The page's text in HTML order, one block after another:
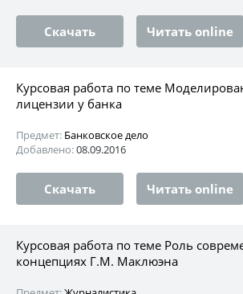
Скачать Читать online
Курсовая работа по теме
лицензии у банка
Предмет: Банковское дело
Добавлено:08.09.2016
Скачать Читать online
Курсовая работа по теме Роль
концепциях Г.М. Маклюэна